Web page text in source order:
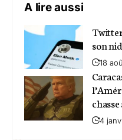
A lire aussi
son nid
18
4